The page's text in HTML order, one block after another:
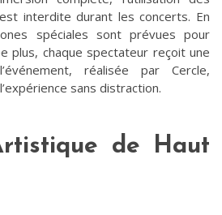
interdite durant les concerts. En
spéciales sont prévues pour
plus, chaque spectateur reçoit une
réalisée par Cercle,
sans distraction.
de Haut